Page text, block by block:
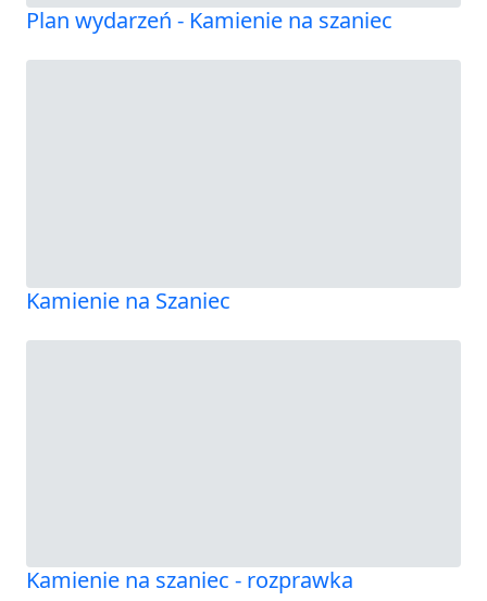
Plan wydarzeń - Kamienie na szaniec
Kamienie na Szaniec
Kamienie na szaniec - rozprawka